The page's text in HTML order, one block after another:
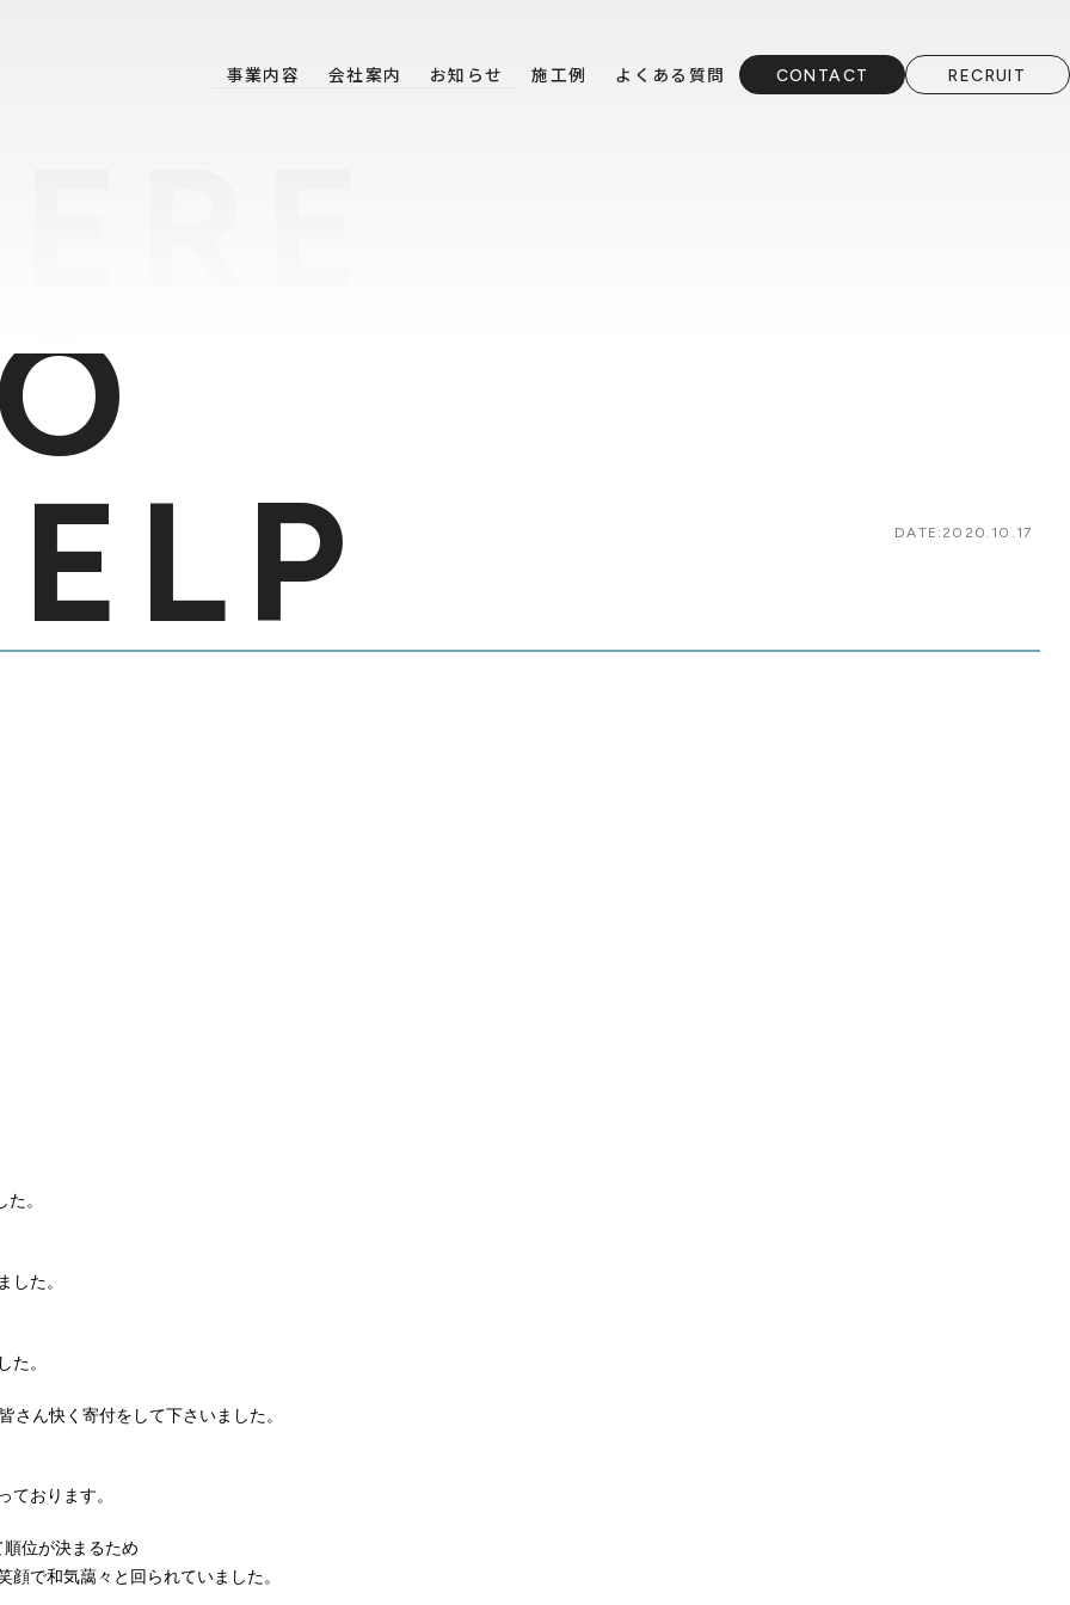
事業内容 会社案内 お知らせ 施工例 よくある質問 CONTACT RECRUIT
DATE: 2020.10.17
。
した。
た。
さん快く寄付をして下さいました。
おります。
順位が決まるため
で和気藹々と回られていました。